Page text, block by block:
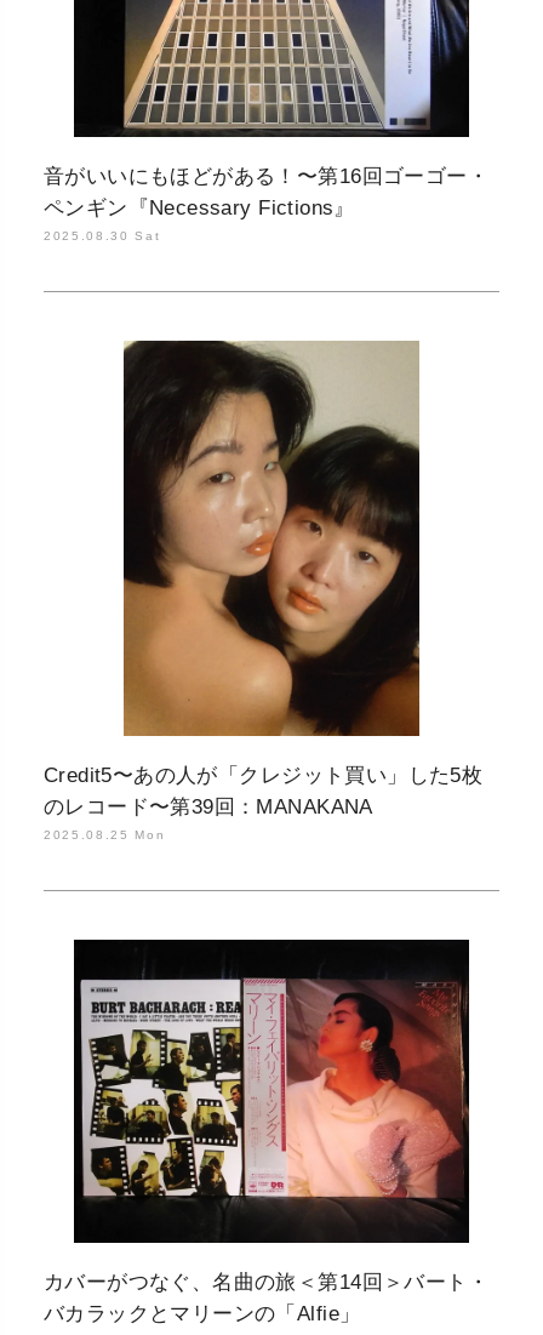
音がいいにもほどがある！〜第16回ゴーゴー・
ペンギン『Necessary Fictions』
2025.08.30 Sat
Credit5〜あの人が「クレジット買い」した5枚
のレコード〜第39回：MANAKANA
2025.08.25 Mon
カバーがつなぐ、名曲の旅＜第14回＞バート・
バカラックとマリーンの「Alfie」